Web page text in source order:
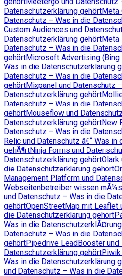
Datenschutzerklärung gehörtMeta
Datenschutz – Was in die
Custom Audiences und
Datenschutzerklärung gehörtMeta
Datenschutz – Was in die
gehörtMicrosoft Advertising (Bing
Was in die Datenschutzerklärung
Datenschutz – Was in die
gehörtMixpanel und Datenschutz
Datenschutzerklärung gehört
Datenschutz – Was in die
gehörtMouseflow und
Datenschutzerklärung gehörtNew
Datenschutz – Was in die
Relic und Datenschutz â€“ Was
gehÃ¶rtNinja Forms und
Datenschutzerklärung gehörtOlark
die Datenschutzerklärung gehört
Management Platform und
Webseitenbetreiber wissen
und Datenschutz – Was in die
gehörtOpenStreetMap mit Leaflet
die Datenschutzerklärung gehört
Was in die
Datenschutz – Was in die
gehörtPipedrive LeadBooster
Datenschutzerklärung gehörtPiwik
Was in die Datenschutzerklärung
und Datenschutz – Was in die